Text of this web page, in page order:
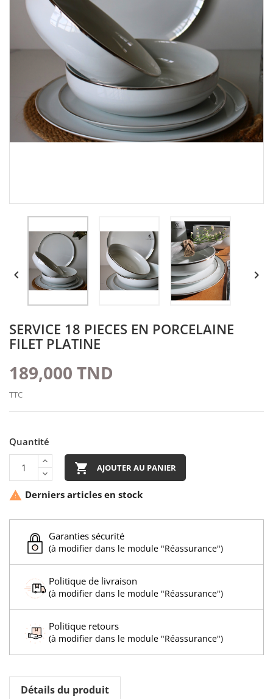
 
SERVICE 18 PIECES EN PORCELAINE
FILET PLATINE
189,000 TND
TTC
Quantité
 AJOUTER AU PANIER
 Derniers articles en stock
Garanties sécurité
(à modifier dans le module "Réassurance")
Politique de livraison
(à modifier dans le module "Réassurance")
Politique retours
(à modifier dans le module "Réassurance")
Détails du produit